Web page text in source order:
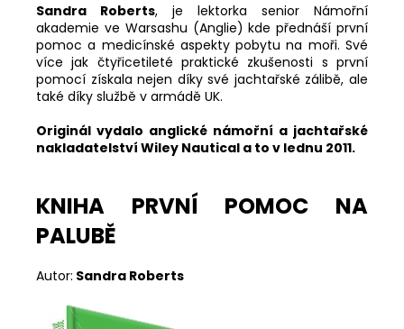
Sandra Roberts, je lektorka senior Námořní
akademie ve Warsashu (Anglie) kde přednáší první
pomoc a medicínské aspekty pobytu na moři. Své
více jak čtyřicetileté praktické zkušenosti s první
pomocí získala nejen díky své jachtařské zálibě, ale
také díky službě v armádě UK.
Originál vydalo anglické námořní a jachtařské
nakladatelství Wiley Nautical a to v lednu 2011.
KNIHA PRVNÍ POMOC NA
PALUBĚ
Autor: Sandra Roberts